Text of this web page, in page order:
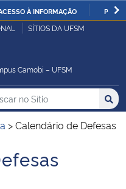
À INFORMAÇÃO
SÍTIOS DA UFSM
Camobi – UFSM
no no Sítio
>Calendário de Defesas